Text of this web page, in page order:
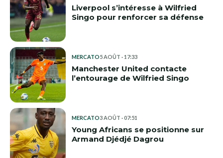
Liverpool s’intéresse à Wilfried
Singo pour renforcer sa défense
MERCATO5 AOÛT · 17:33
Manchester United contacte
l’entourage de Wilfried Singo
MERCATO3 AOÛT · 07:51
Young Africans se positionne sur
Armand Djédjé Dagrou